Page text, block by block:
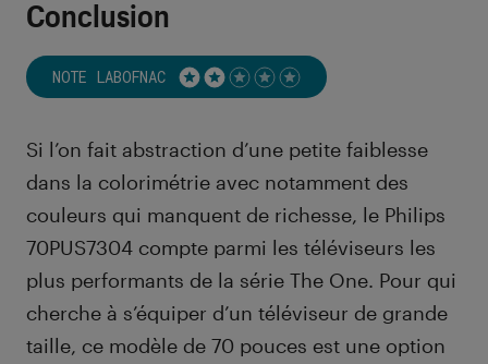
Conclusion
NOTE LABOFNAC Noté 2 étoiles sur 5
Si l’on fait abstraction d’une petite faiblesse
dans la colorimétrie avec notamment des
couleurs qui manquent de richesse, le Philips
70PUS7304 compte parmi les téléviseurs les
plus performants de la série The One. Pour qui
cherche à s’équiper d’un téléviseur de grande
taille, ce modèle de 70 pouces est une option